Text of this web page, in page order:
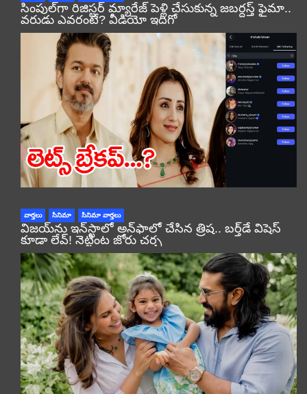
సింపుల్‌గా రిజిస్టర్‌ మ్యారేజ్ పెళ్లి చేసుకున్న జబర్దస్త్ ఫైమా..
వరుడు ఎవరంటే? వీడియో ఇదిగో
వార్తలు సినిమా సినిమా వార్తలు
విజయ్‌ను ఇన్‌స్టాలో అన్‌ఫాలో చేసిన త్రిష.. బర్త్‌డే విషెస్
కూడా లేవ్! నెట్టింట జోరు చర్చ